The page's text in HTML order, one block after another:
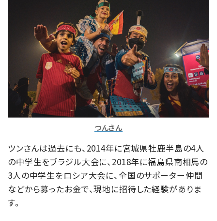
つんさん
ツンさんは過去にも、2014年に宮城県牡鹿半島の4人
の中学生をブラジル大会に、2018年に福島県南相馬の
3人の中学生をロシア大会に、全国のサポーター仲間
などから募ったお金で、現地に招待した経験がありま
す。